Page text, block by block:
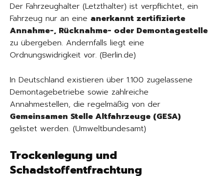
Der Fahrzeughalter (Letzthalter) ist verpflichtet, ein
Fahrzeug nur an eine anerkannt zertifizierte
Annahme-, Rücknahme- oder Demontagestelle
zu übergeben. Andernfalls liegt eine
Ordnungswidrigkeit vor. (Berlin.de)
In Deutschland existieren über 1.100 zugelassene
Demontagebetriebe sowie zahlreiche
Annahmestellen, die regelmäßig von der
Gemeinsamen Stelle Altfahrzeuge (GESA)
gelistet werden. (Umweltbundesamt)
Trockenlegung und
Schadstoffentfrachtung